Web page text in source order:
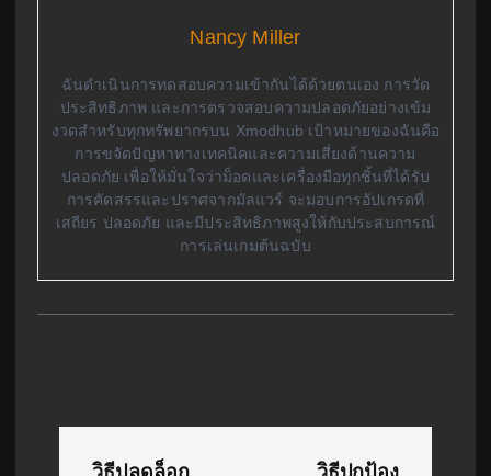
Nancy Miller
ฉันดำเนินการทดสอบความเข้ากันได้ด้วยตนเอง การวัด
ประสิทธิภาพ และการตรวจสอบความปลอดภัยอย่างเข้ม
งวดสำหรับทุกทรัพยากรบน Xmodhub เป้าหมายของฉันคือ
การขจัดปัญหาทางเทคนิคและความเสี่ยงด้านความ
ปลอดภัย เพื่อให้มั่นใจว่าม็อดและเครื่องมือทุกชิ้นที่ได้รับ
การคัดสรรและปราศจากมัลแวร์ จะมอบการอัปเกรดที่
เสถียร ปลอดภัย และมีประสิทธิภาพสูงให้กับประสบการณ์
การเล่นเกมต้นฉบับ